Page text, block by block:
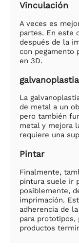
Vinculación
A veces es
partes. En este
después de la
con pegamento
en 3D.
galvanoplastia
La
de metal a un
pero también
metal y mejora
requiere una
Pintar
Finalmente,
pintura suele ir
posiblemente,
imprimación.
adherencia de
para prototipos,
productos